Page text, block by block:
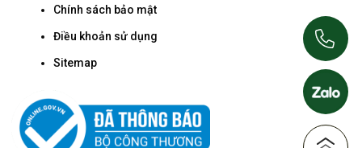
Chính sách bảo mật
Điều khoản sử dụng
Sitemap